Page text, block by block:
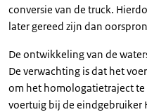
conversie van de truck.
later gereed zijn dan
De ontwikkeling van de
De verwachting is dat het
om het homologatietraject te
voertuig bij de eindgebruiker